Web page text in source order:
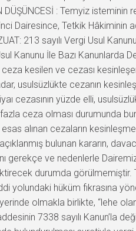
DÜŞÜNCESİ : Temyiz
Dairesince, Tetkik
213 sayılı Vergi Usul
Kanunu İle Bazı Kanunlarda
kesilen ve cezası
usulsüzlükte cezanın
yüzde elli,
ceza olması durumunda
alınan cezaların
bulunan kararın,
gerekçe ve nedenlerle
durumda
yolundaki hüküm fıkrasına
olmakla birlikte, “lehe
7338 sayılı Kanun’la